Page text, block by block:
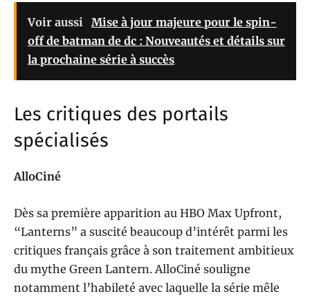
Voir aussi Mise à jour majeure pour le spin-
off de batman de dc : Nouveautés et détails sur
la prochaine série à succès
Les critiques des portails
spécialisés
AlloCiné
Dès sa première apparition au HBO Max Upfront,
“Lanterns” a suscité beaucoup d’intérêt parmi les
critiques français grâce à son traitement ambitieux
du mythe Green Lantern. AlloCiné souligne
notamment l’habileté avec laquelle la série mêle